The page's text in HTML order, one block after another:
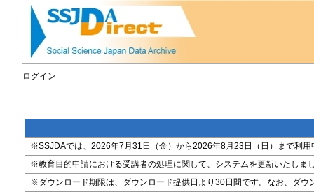
ログイン
※SSJDAでは、2026年7月31日（金）から2026年8月23日（日）まで利
※教育目的申請における受講者の処理に関して、システムを更新いたしま
※ダウンロード期限は、ダウンロード提供日より30日間です。なお、ダ